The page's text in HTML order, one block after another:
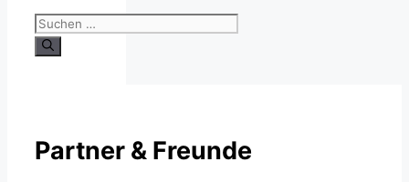
Suchen
nach:
Partner & Freunde